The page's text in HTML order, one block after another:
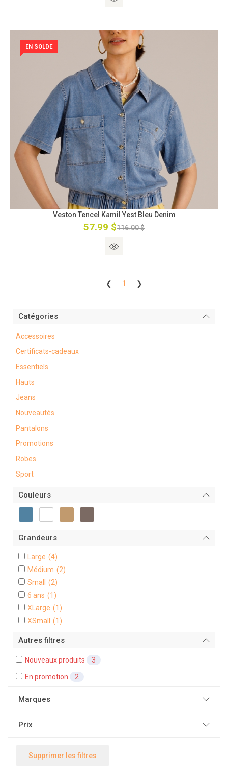
Catégories
Accessoires
Certificats-cadeaux
Essentiels
Hauts
Jeans
Nouveautés
Pantalons
Promotions
Robes
Sport
Couleurs
Grandeurs
Large (4)
Médium (2)
Small
(2)
6 ans (1)
XLarge (1)
XSmall
(1)
Autres filtres
Nouveaux produits 3
En promotion 2
Marques
Prix
Supprimer les filtres
EN SOLDE
Veston Tencel Kamil Yest Bleu Denim
57.99 $116.00 $
❮ 1 ❯